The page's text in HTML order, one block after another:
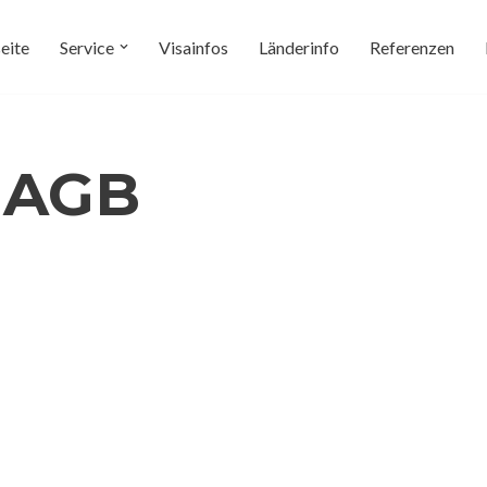
Service Visainfos Länderinfo Referenzen